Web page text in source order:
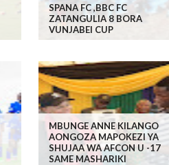
SPANA FC ,BBC FC
ZATANGULIA 8 BORA
VUNJABEI CUP
MBUNGE ANNE KILANGO
AONGOZA MAPOKEZI YA
SHUJAA WA AFCON U -17
SAME MASHARIKI